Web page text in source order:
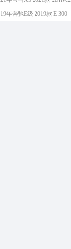
19年奔驰E级 2019款 E 300